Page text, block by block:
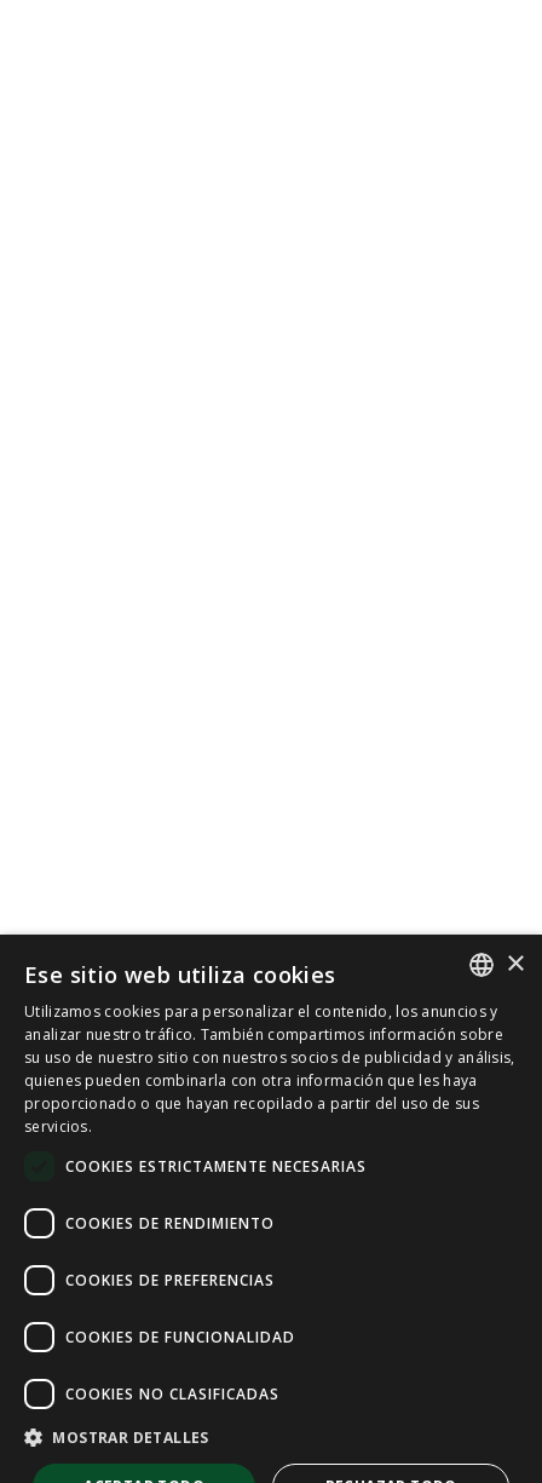
SPANISH
CAT
×
Ese sitio web utiliza cookies
Utilizamos cookies para personalizar el contenido, los anuncios y
analizar nuestro tráfico. También compartimos información sobre
su uso de nuestro sitio con nuestros socios de publicidad y análisis,
quienes pueden combinarla con otra información que les haya
proporcionado o que hayan recopilado a partir del uso de sus
servicios.
COOKIES ESTRICTAMENTE NECESARIAS
COOKIES DE RENDIMIENTO
COOKIES DE PREFERENCIAS
COOKIES DE FUNCIONALIDAD
COOKIES NO CLASIFICADAS
MOSTRAR DETALLES